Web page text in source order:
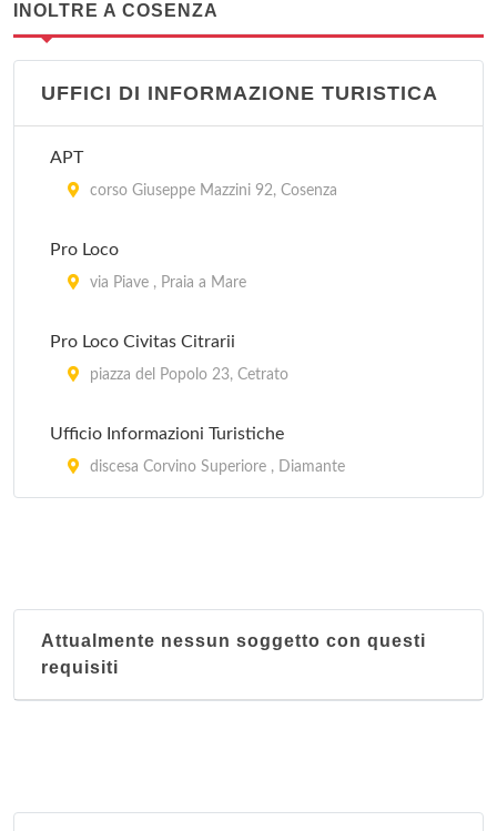
INOLTRE A COSENZA
UFFICI DI INFORMAZIONE TURISTICA
APT
corso Giuseppe Mazzini 92, Cosenza
Pro Loco
via Piave , Praia a Mare
Pro Loco Civitas Citrarii
piazza del Popolo 23, Cetrato
Ufficio Informazioni Turistiche
discesa Corvino Superiore , Diamante
Attualmente nessun soggetto con questi
requisiti